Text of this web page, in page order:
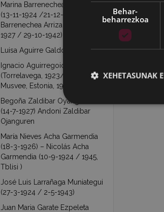
Marina Barrenechea Arrizabalaga
(13-11-1924 /21-12-1953)- Jesús
Barrenechea Arrizabalaga (26-1-
1927 / 29-10-1942)
Luisa Aguirre Galdona (7-9-1927)
Ignacio Aguirregoicoa Benito
(Torrelavega, 1923/02/21 –
Musvee, Estonia, 1944/03/09)
Begoña Zaldibar Oyanguren
(14-7-1927) Andoni Zaldibar
Ojanguren
María Nieves Acha Garmendia
(18-3-1926) – Nicolás Acha
Garmendia (10-9-1924 / 1945,
Tblisi )
José Luis Larrañaga Muniategui
(27-3-1924 / 2-5-1943)
Juan Maria Garate Ezpeleta
Behar-
beharrezkoa
XEHETASUNAK